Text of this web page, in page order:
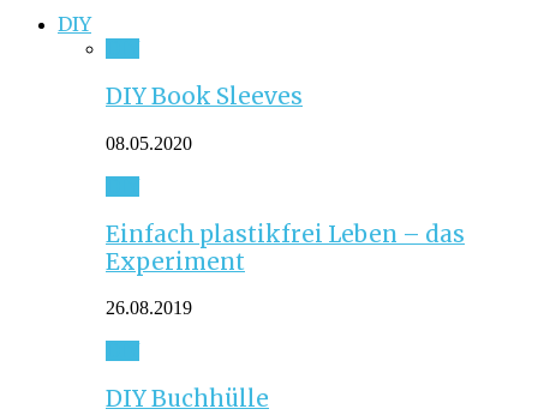
DIY
DIY Book Sleeves
08.05.2020
Einfach plastikfrei Leben – das
Experiment
26.08.2019
DIY Buchhülle